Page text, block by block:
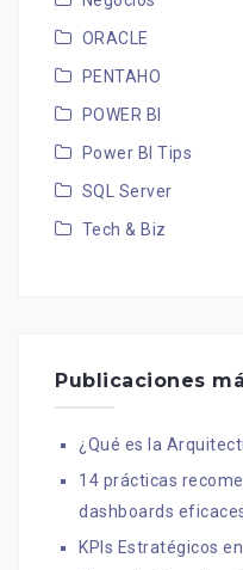
ORACLE
PENTAHO
POWER BI
Power BI Tips
SQL Server
Tech & Biz
Publicaciones
¿Qué es la
14 prácticas
dashboards
KPIs Estratégicos